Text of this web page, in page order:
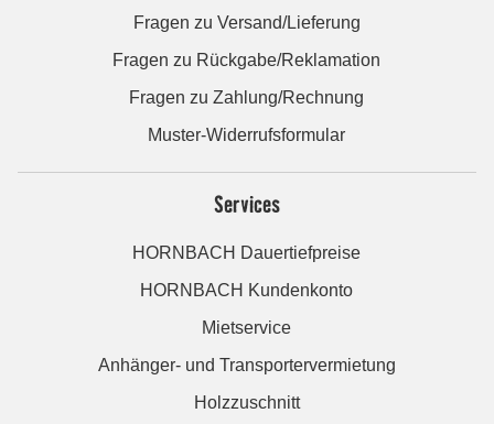
Fragen zu Versand/Lieferung
Fragen zu Rückgabe/Reklamation
Fragen zu Zahlung/Rechnung
Muster-Widerrufsformular
Services
HORNBACH Dauertiefpreise
HORNBACH Kundenkonto
Mietservice
Anhänger- und Transportervermietung
Holzzuschnitt